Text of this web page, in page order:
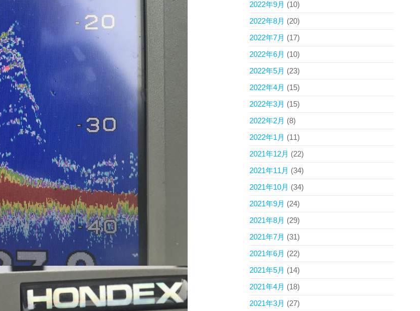
2022年9月 (10)
2022年8月 (20)
2022年7月 (17)
2022年6月 (10)
2022年5月 (23)
2022年4月 (15)
2022年3月 (15)
2022年2月 (8)
2022年1月 (11)
2021年12月 (22)
2021年11月 (34)
2021年10月 (34)
2021年9月 (24)
2021年8月 (29)
2021年7月 (31)
2021年6月 (22)
2021年5月 (14)
2021年4月 (18)
2021年3月 (27)